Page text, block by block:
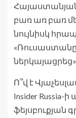
բառ առ բառ
նույնիսկ
Ո՞վ է
Insider
ֆեյսբուքյան